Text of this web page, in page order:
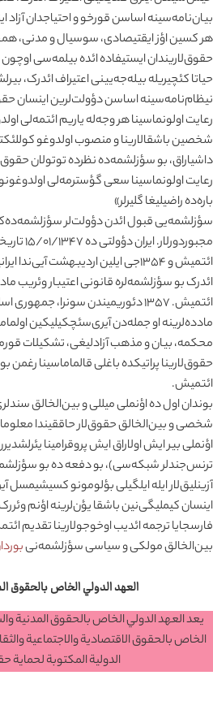
بیان‌نامه‌سینه اساسن قورخو و احتیاجدان آزاد
هر کسین اؤز ایقتیصادی، سوسیال و مدنی،
حقوق‌لاریندان ایستیفاده ائده بیلمه‌سی اوچون
حیاتا کئچیریله بیله‌جه‌یینی اعتیراف ائدرک،
نیظام‌نامه‌سینه اساسن دؤولت‌لرین اینسان
رعایت اولونماسینا هر وجه‌له یاریم ائتمه‌لی
شخصین باشقالارینا و منصوب اولدوغو
داشیاراق، بو سؤزلشمه‌ده نظرده توتولان
رعایت اولونماسینا سعی گؤسترمه‌لی اولدوغونو
باره‌ده راضیلیغا گلیرلر»
سؤزلشمه‌یی قبول ائدن دؤولت‌لر
ائتمیش و ۱۳۵۴جی ایلین اردیبهشت
ائدرک بو سؤزلشمه‌لره قانونی اعتیبار وئریب
ائتمیش. ۱۳۵۷ دئوریمیندن سونرا،
مادده‌لرینه او جمله‌دن آیری‌سئچکیلیکین
محکمه، بیان و مذهب آزادلیغی، تشکیلات قورما
حقوق‌لارینا پراتیکده باغلی قالماماسینا رغمن
ائتمیش.
بوندان اول ده اؤنملی میللی و بین‌الخالق
شخصی و بین‌الخالق حقوق‌لار حاققیندا
اؤنملی بیر ایش اولاراق ایش پروقرامینا
ترنس‌جندلر شبکه‌سی)، بو دفعه ده بو
آزینلیق‌لار ایله ایلگیلی بؤلومونو کسیشیمسل
اینسان کیملیگی‌نین باشقا یؤن‌لرینه اؤنم
فارسجایا ترجمه ائدیب اوخوجولارینا تقدیم
بین‌الخالق مولکی و سیاسی سؤزلشمه‌نی
العهد الدولي الخاص بالحقوق
الدولية المكتوبة لحماية